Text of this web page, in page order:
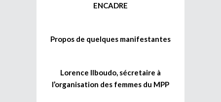
ENCADRE
Propos de quelques manifestantes
Lorence Ilboudo, sécretaire à
l’organisation des femmes du MPP